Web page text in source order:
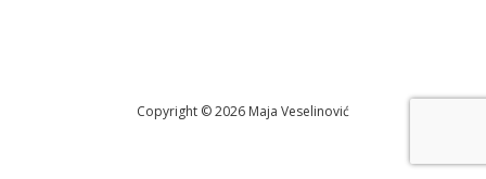
Copyright © 2026 Maja Veselinović